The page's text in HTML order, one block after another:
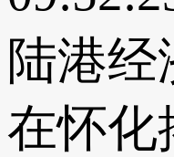
陆港经
在怀化